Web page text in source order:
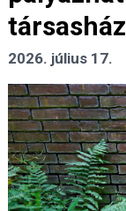
2026. július 17.